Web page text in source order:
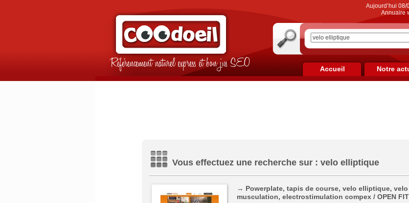
Référencement naturel express et bon jus SEO
Aujourd’hui
Annuaire
Accueil Notre
Vous effectuez une recherche sur : velo elliptique
→ Powerplate, tapis de course, velo elliptique,
musculation, electrostimulation compex / OPEN